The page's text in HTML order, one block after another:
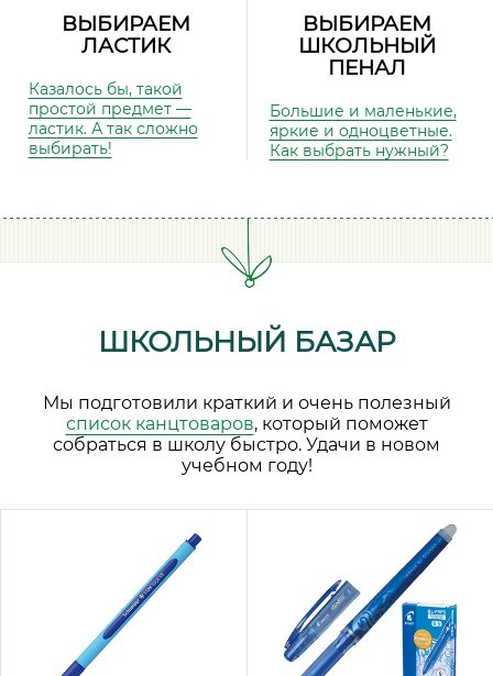
ВЫБИРАЕМ
ЛАСТИК
Казалось бы, такой
простой предмет —
ластик. А так сложно
выбирать!
ВЫБИРАЕМ
ШКОЛЬНЫЙ
ПЕНАЛ
Большие и маленькие,
яркие и одноцветные.
Как выбрать нужный?
ШКОЛЬНЫЙ БАЗАР
Мы подготовили краткий и очень полезный
список канцтоваров, который поможет
собраться в школу быстро. Удачи в новом
учебном году!